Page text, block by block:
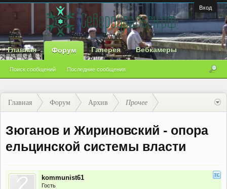
Вход
Главная Форум
Поиск сообщений Последние сообщения
Галерея Вебкамеры
Главная Форум Архив Прочее
Зюганов и Жириновский - опора
ельцинской системы власти
kommunist61
Гость